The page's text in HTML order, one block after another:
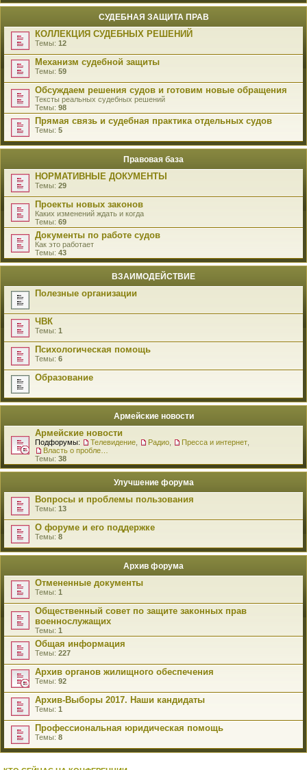
СУДЕБНАЯ ЗАЩИТА ПРАВ
КОЛЛЕКЦИЯ СУДЕБНЫХ РЕШЕНИЙ
Темы: 12
Механизм судебной защиты
Темы: 59
Обсуждаем решения судов и готовим новые обращения
Тексты реальных судебных решений
Темы: 98
Прямая связь и судебная практика отдельных судов
Темы: 5
Правовая база
НОРМАТИВНЫЕ ДОКУМЕНТЫ
Темы: 29
Проекты новых законов
Каких изменений ждать и когда
Темы: 69
Документы по работе судов
Как это работает
Темы: 43
ВЗАИМОДЕЙСТВИЕ
Полезные организации
ЧВК
Темы: 1
Психологическая помощь
Темы: 6
Образование
Армейские новости
Армейские новости
Подфорумы: Телевидение Радио Пресса и интернет
Темы: 38
Улучшение форума
Вопросы и проблемы пользования
Темы: 13
О форуме и его поддержке
Темы: 8
Архив форума
Отмененные документы
Темы: 1
Общественный совет по защите законных прав
военнослужащих
Темы: 1
Общая информация
Темы: 227
Архив органов жилищного обеспечения
Темы: 92
Архив-Выборы 2017. Наши кандидаты
Темы: 1
Профессиональная юридическая помощь
Темы: 8